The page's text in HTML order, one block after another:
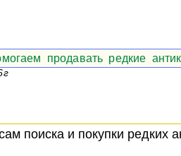
продавать редкие
поиска и покупки редких